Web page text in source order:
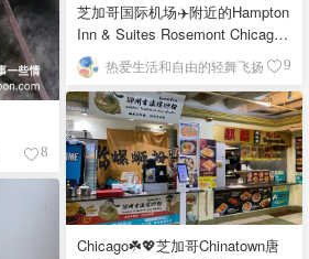
8
芝加哥国际机场✈️附近的Hampton
Inn & Suites Rosemont Chicago
O'Hare自助早餐
热爱生活和自由的轻舞飞扬 9
Chicago☘️💖芝加哥Chinatown唐